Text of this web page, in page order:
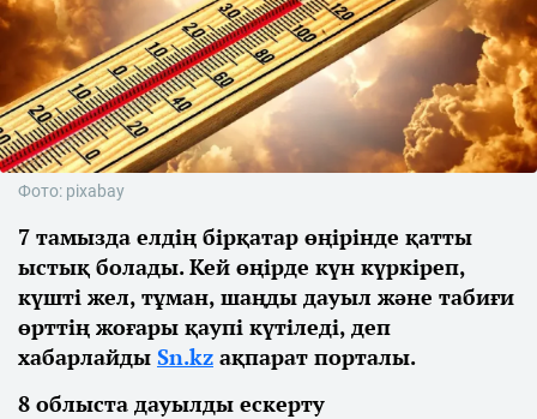
Фото: pixabay
7 тамызда елдің бірқатар өңірінде қатты
ыстық болады. Кей өңірде күн күркіреп,
күшті жел, тұман, шаңды дауыл және табиғи
өрттің жоғары қаупі күтіледі, деп
хабарлайды Sn.kz ақпарат порталы.
8 облыста дауылды ескерту